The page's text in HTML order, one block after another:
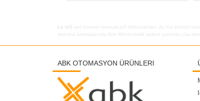
Ls ie5 seri inverter manual pdf dökümanları. Ac hız kontrol
istanbul aramalarında Abk Mühendislik sizlere yardımcı olacaktır
ABK OTOMASYON ÜRÜNLERI